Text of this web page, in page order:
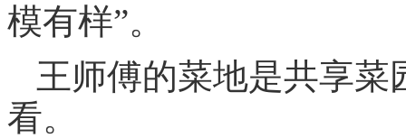
模有样”。
王师傅的菜地是共享
看。